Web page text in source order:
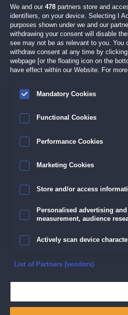
um 11:07
aber die Spiellänge ist ein Witz. Viel zu
mehr versprochen
um 19:27
so ganz meine Erwartungen getroffen.
We and our 478 partners store and
identifiers, on your device. Selecting I
purposes shown under we and our
withdrawing your consent will disable
see may not be as relevant to you. You
withdraw consent at any time by
webpage [or the floating icon on the
have effect within our Website. For
Mandatory Cookies
Functional Cookies
Performance Cookies
Marketing Cookies
Store and/or access
Personalised advertising
measurement, audience
Actively scan device
Ensure security, prevent
List of Partners (vendors)